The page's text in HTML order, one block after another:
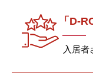
「D-
入居者